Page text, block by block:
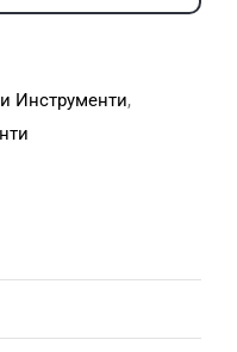
Инструменти,